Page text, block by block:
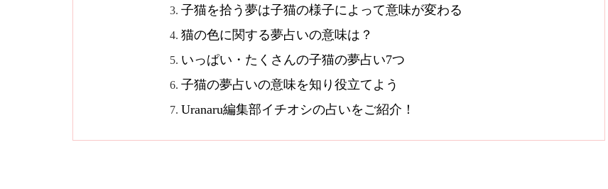
子猫を拾う夢は子猫の様子によって意味が変わる
猫の色に関する夢占いの意味は？
いっぱい・たくさんの子猫の夢占い7つ
子猫の夢占いの意味を知り役立てよう
Uranaru編集部イチオシの占いをご紹介！